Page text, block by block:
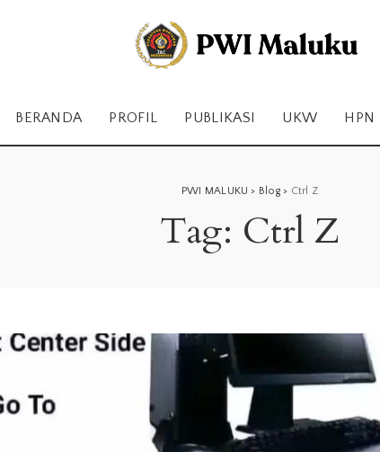
BERANDA PROFIL PUBLIKASI UKW HPN
PWI MALUKU > Blog> Ctrl Z
Tag: Ctrl Z